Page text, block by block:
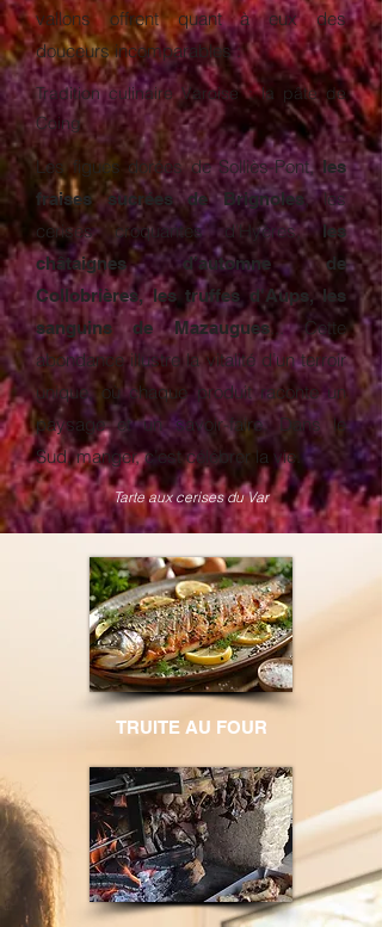
vallons offrent quant à eux des
douceurs incomparables :
Tradition culinaire Varoise : la pâte de
Coing
Les figues dorées de Solliès-Pont, les
fraises sucrées de Brignoles , les
cerises croquantes d'Hyères, les
châtaignes d’automne de
Collobrières, les truffes d'Aups, les
sanguins de Mazaugues... Cette
abondance illustre la vitalité d’un terroir
unique, où chaque produit raconte un
paysage et un savoir-faire. Dans le
Sud, manger, c’est célébrer la vie.
Tarte aux cerises du Var
TRUITE AU FOUR